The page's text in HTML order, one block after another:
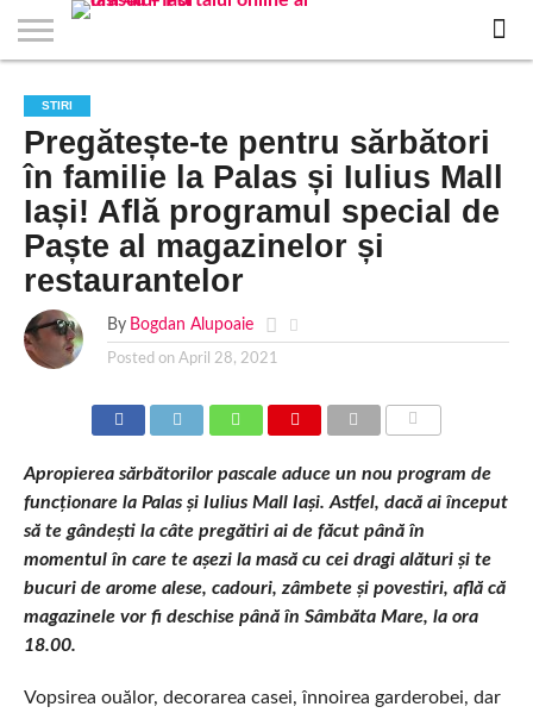
STIRI
APARTAMENTE
NOI IASI
STIRI
IASI
JOBS
IN
IASI
FILME
LA
CINEMA
CLUBURI /
DISCOTECI
BARURI /
CAFENELE
SALI DE
FORTA
SI
FITNESS
SALOANE DE
INFRUMUSETARE
AGENTII
DE
TURISM
IASI
RESTAURANTE
IN IASI
PIZZA
IN
IASI
PISCINA
IN IASI
FLORARII
RADIO
LIVE
IN
IASI
SPALATORII
AUTO
TRACTARI
AUTO
TAXI
IN
IASI
CINEMA
TEATRU
HOTELURI
/
PENSIUNI
TEREN
SPORTIV
TEREN
TENIS
IASI
FARMACII
NON
STOP
COFFEE-
TO-GO
FIRME DE
PUBLICITATE
RENT
A
CAR
STIRI
Pregătește-te pentru sărbători
în familie la Palas și Iulius Mall
Iași! Află programul special de
Paște al magazinelor și
restaurantelor
By Bogdan Alupoaie
Posted on April 28, 2021
Apropierea sărbătorilor pascale aduce un nou program de
funcționare la Palas și Iulius Mall Iași. Astfel, dacă ai început
să te gândești la câte pregătiri ai de făcut până în
momentul în care te așezi la masă cu cei dragi alături și te
bucuri de arome alese, cadouri, zâmbete și povestiri, află că
magazinele vor fi deschise până în Sâmbăta Mare, la ora
18.00.
Vopsirea ouălor, decorarea casei, înnoirea garderobei, dar